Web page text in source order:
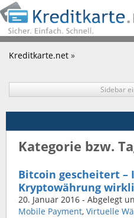
Kreditkarte.net »
Sidebar
Kategorie bzw.
Bitcoin gescheitert –
Kryptowährung
20. Januar 2016 - Abgelegt
Mobile Payment, Virtuelle